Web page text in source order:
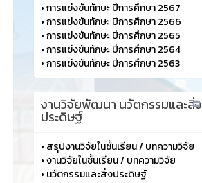
•การแข่งขันทักษะ ปีการศึกษา 2567
•การแข่งขันทักษะ ปีการศึกษา 2566
•การแข่งขันทักษะ ปีการศึกษา 2565
•การแข่งขันทักษะ ปีการศึกษา 2564
•การแข่งขันทักษะ ปีการศึกษา 2563
งานวิจัยพัฒนา นวัตกรรมและสิ่ง
ประดิษฐ์
• สรุปงานวิจัยในชั้นเรียน / บทความวิจัย
•งานวิจัยในชั้นเรียน / บทความวิจัย
• นวัตกรรมและสิ่งประดิษฐ์